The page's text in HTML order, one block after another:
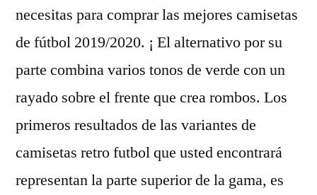
necesitas para comprar las mejores camisetas
de fútbol 2019/2020. ¡ El alternativo por su
parte combina varios tonos de verde con un
rayado sobre el frente que crea rombos. Los
primeros resultados de las variantes de
camisetas retro futbol que usted encontrará
representan la parte superior de la gama, es